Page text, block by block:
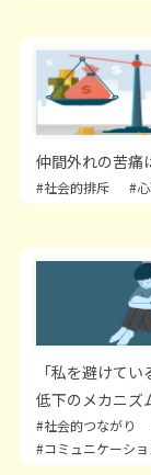
仲間外れの苦痛
#社会的排斥 #
「私を避けて
低下のメカニズ
#社会的つながり
#コミュニケーショ